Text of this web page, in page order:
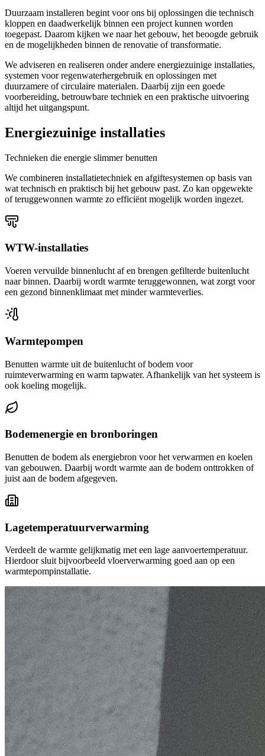
Duurzaam installeren begint voor ons bij oplossingen die technisch
kloppen en daadwerkelijk binnen een project kunnen worden
toegepast. Daarom kijken we naar het gebouw, het beoogde gebruik
en de mogelijkheden binnen de renovatie of transformatie.
We adviseren en realiseren onder andere energiezuinige installaties,
systemen voor regenwaterhergebruik en oplossingen met
duurzamere of circulaire materialen. Daarbij zijn een goede
voorbereiding, betrouwbare techniek en een praktische uitvoering
altijd het uitgangspunt.
Energiezuinige installaties
Technieken die energie slimmer benutten
We combineren installatietechniek en afgiftesystemen op basis van
wat technisch en praktisch bij het gebouw past. Zo kan opgewekte
of teruggewonnen warmte zo efficiënt mogelijk worden ingezet.
WTW-installaties
Voeren vervuilde binnenlucht af en brengen gefilterde buitenlucht
naar binnen. Daarbij wordt warmte teruggewonnen, wat zorgt voor
een gezond binnenklimaat met minder warmteverlies.
Warmtepompen
Benutten warmte uit de buitenlucht of bodem voor
ruimteverwarming en warm tapwater. Afhankelijk van het systeem is
ook koeling mogelijk.
Bodemenergie en bronboringen
Benutten de bodem als energiebron voor het verwarmen en koelen
van gebouwen. Daarbij wordt warmte aan de bodem onttrokken of
juist aan de bodem afgegeven.
Lagetemperatuurverwarming
Verdeelt de warmte gelijkmatig met een lage aanvoertemperatuur.
Hierdoor sluit bijvoorbeeld vloerverwarming goed aan op een
warmtepompinstallatie.